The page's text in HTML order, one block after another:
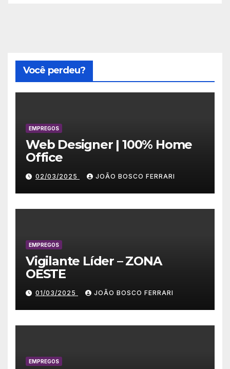
Você perdeu?
EMPREGOS
Web Designer | 100% Home
Office
02/03/2025 JOÃO BOSCO FERRARI
EMPREGOS
Vigilante Líder – ZONA
OESTE
01/03/2025 JOÃO BOSCO FERRARI
EMPREGOS